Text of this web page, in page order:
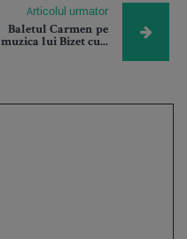
Articolul urmator
Baletul Carmen pe
muzica lui Bizet cu...